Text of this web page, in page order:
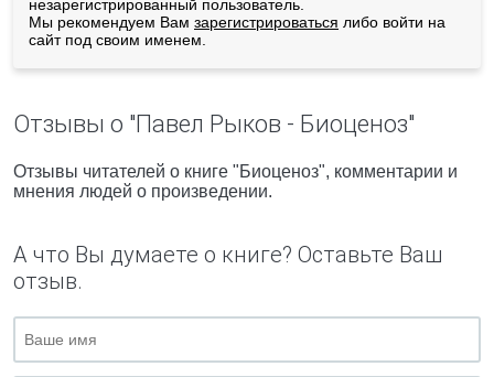
незарегистрированный пользователь.
Мы рекомендуем Вам зарегистрироваться либо войти на
сайт под своим именем.
Отзывы о "Павел Рыков - Биоценоз"
Отзывы читателей о книге "Биоценоз", комментарии и
мнения людей о произведении.
А что Вы думаете о книге? Оставьте Ваш
отзыв.